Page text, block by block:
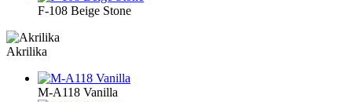
F-108 Beige Stone
Akrilika
M-A118 Vanilla